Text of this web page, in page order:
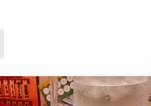
ト｜大阪アメリカ村の伝説・セイ